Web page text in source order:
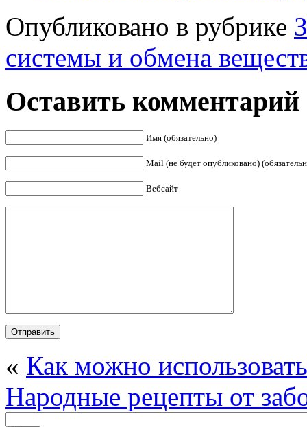
Опубликовано в рубрике
системы и обмена
Оставить комментарий
Имя (обязательно)
Mail (не будет опубликовано)
Вебсайт
« Как можно
Народные рецепты от